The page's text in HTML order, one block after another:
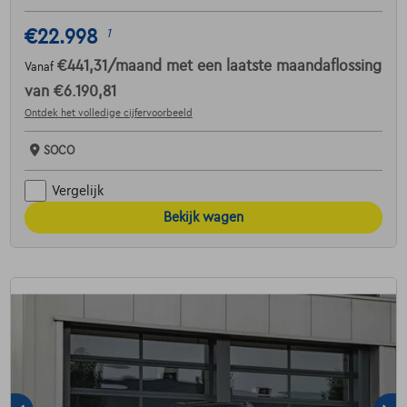
€22.998 1
Vanaf €441,31 /maand met een laatste maandaflossing
van €6.190,81
Ontdek het volledige cijfervoorbeeld
SOCO
Vergelijk
Bekijk wagen